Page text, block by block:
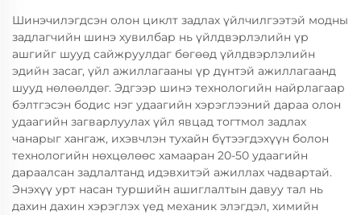
Шинэчилэгдсэн олон циклт задлах үйлчилгээтэй модны
задлагчийн шинэ хувилбар нь үйлдвэрлэлийн үр
ашгийг шууд сайжруулдаг бөгөөд үйлдвэрлэлийн
эдийн засаг, үйл ажиллагааны үр дүнтэй ажиллагаанд
шууд нөлөөлдөг. Эдгээр шинэ технологийн найрлагаар
бэлтгэсэн бодис нэг удаагийн хэрэглээний дараа олон
удаагийн загварлуулах үйл явцад тогтмол задлах
чанарыг хангаж, ихэвчлэн тухайн бүтээгдэхүүн болон
технологийн нөхцөлөөс хамааран 20-50 удаагийн
дараалсан задлалтанд идэвхитэй ажиллах чадвартай.
Энэхүү урт насан туршийн ашиглалтын давуу тал нь
дахин дахин хэрэглэх үед механик элэгдэл, химийн